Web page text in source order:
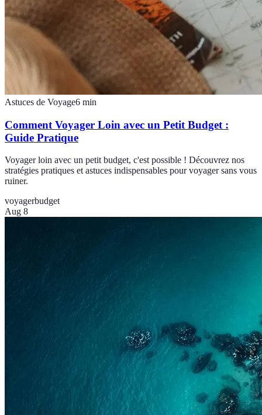
Astuces de Voyage6 min
Comment Voyager Loin avec un Petit Budget :
Guide Pratique
Voyager loin avec un petit budget, c'est possible ! Découvrez nos
stratégies pratiques et astuces indispensables pour voyager sans vous
ruiner.
voyagerbudget
Aug 8